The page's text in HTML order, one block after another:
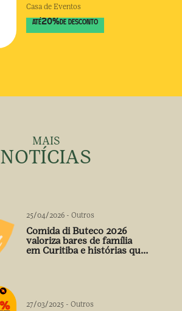
Casa de Eventos
ATÉ20% DE DESCONTO
MAIS
NOTÍCIAS
25/04/2026 - Outros
Comida di Buteco 2026
valoriza bares de família
em Curitiba e histórias que
27/03/2025 - Outros